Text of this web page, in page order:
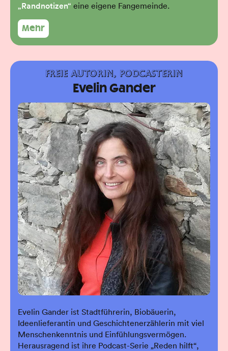
„Randnotizen“ eine eigene Fangemeinde.
Mehr
FREIE AUTORIN, PODCASTERIN
Evelin Gander
Evelin Gander ist Stadtführerin, Biobäuerin,
Ideenlieferantin und Geschichtenerzählerin mit viel
Menschenkenntnis und Einfühlungsvermögen.
Herausragend ist ihre Podcast-Serie „Reden hilft“,